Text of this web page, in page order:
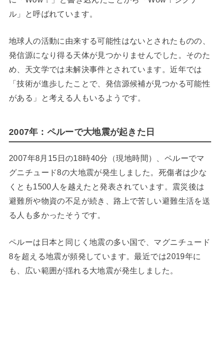
ル」と呼ばれています。
地球人の活動に由来する可能性はないとされたものの、
発信源になり得る天体が見つかりませんでした。そのた
め、天文学では未解決事件とされています。近年では
「技術が進歩したことで、発信源候補が見つかる可能性
がある」と考える人もいるようです。
2007年：ペルーで大地震が起きた日
2007年8月15日の18時40分（現地時間）、ペルーでマ
グニチュード8の大地震が発生しました。死傷者は少な
くとも1500人を越えたと発表されています。震災後は
避難所や物資の不足が続き、路上で苦しい避難生活を送
る人も多かったそうです。
ペルーは日本と同じく地震の多い国で、マグニチュード
8を超える地震が頻発しています。最近では2019年に
も、広い範囲が揺れる大地震が発生しました。